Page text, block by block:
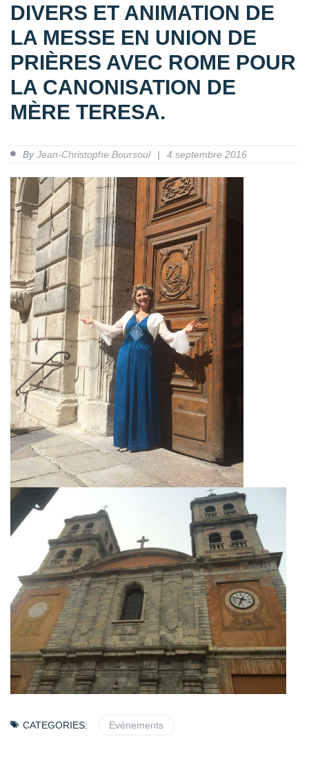
DIVERS ET ANIMATION DE
LA MESSE EN UNION DE
PRIÈRES AVEC ROME POUR
LA CANONISATION DE
MÈRE TERESA.
ByJean-Christophe Boursoul 4 septembre 2016
CATEGORIES: Evénements